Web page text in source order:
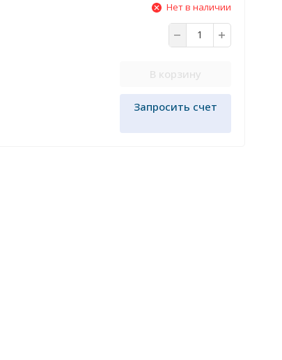
Нет в наличии
В корзину
Запросить счет